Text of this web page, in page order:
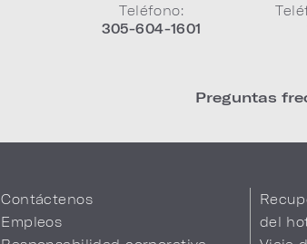
Teléfono:
305-604-1601
Preguntas
Contáctenos
Empleos
del